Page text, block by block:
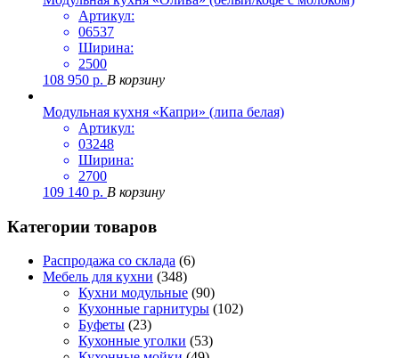
Артикул:
06537
Ширина:
2500
108 950 р. В корзину
Модульная кухня «Капри» (липа белая)
Артикул:
03248
Ширина:
2700
109 140 р. В корзину
Категории товаров
Распродажа со склада (6)
Мебель для кухни (348)
Кухни модульные (90)
Кухонные гарнитуры (102)
Буфеты (23)
Кухонные уголки (53)